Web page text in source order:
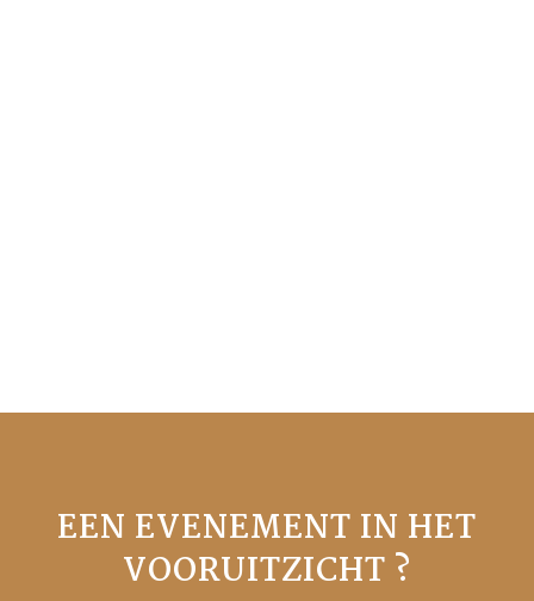
EEN EVENEMENT IN HET
VOORUITZICHT ?